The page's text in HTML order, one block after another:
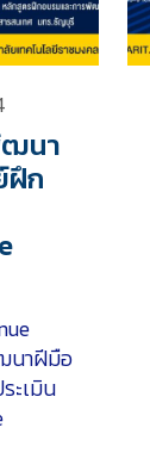
ฒนา
ฝึก
นาฝีมือ
ะเมิน